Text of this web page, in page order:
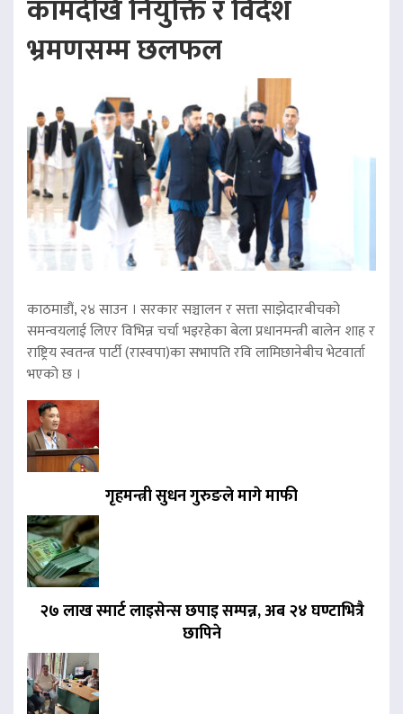
कामदेखि नियुक्ति र विदेश
भ्रमणसम्म छलफल
काठमाडौं, २४ साउन । सरकार सञ्चालन र सत्ता साझेदारबीचको
समन्वयलाई लिएर विभिन्न चर्चा भइरहेका बेला प्रधानमन्त्री बालेन शाह र
राष्ट्रिय स्वतन्त्र पार्टी (रास्वपा)का सभापति रवि लामिछानेबीच भेटवार्ता
भएको छ ।
गृहमन्त्री सुधन गुरुङले मागे माफी
२७ लाख स्मार्ट लाइसेन्स छपाइ सम्पन्न, अब २४ घण्टाभित्रै
छापिने